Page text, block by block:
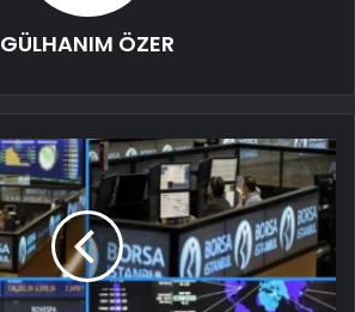
GÜLHANIM ÖZER